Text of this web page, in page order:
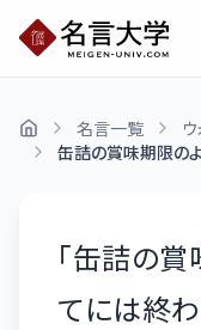
名言一覧
缶詰の賞味期限の
「缶詰の賞
てには終